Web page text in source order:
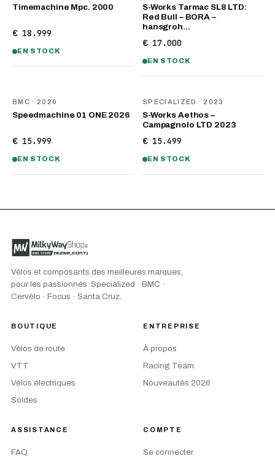
Timemachine Mpc. 2000
€ 18.999
EN STOCK
S-Works Tarmac SL8 LTD:
Red Bull – BORA –
hansgroh…
€ 17.000
EN STOCK
BMC · 2026
Speedmachine 01 ONE 2026
€ 15.999
EN STOCK
SPECIALIZED · 2023
S-Works Aethos –
Campagnolo LTD 2023
€ 15.499
EN STOCK
Vélos et composants des meilleures marques,
pour les passionnés. Specialized · BMC ·
Cervélo · Focus · Santa Cruz.
BOUTIQUE
Vélos de route
VTT
Vélos électriques
Soldes
ENTREPRISE
À propos
Racing Team
Nouveautés 2026
ASSISTANCE
FAQ
COMPTE
Se connecter